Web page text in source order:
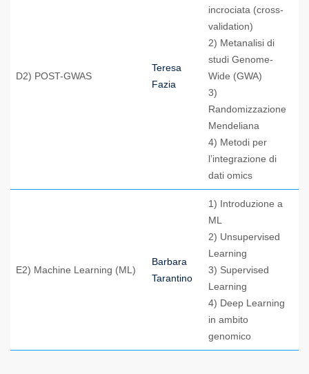
D2) POST-GWAS
Teresa
Fazia
incrociata (cross-
validation)
2) Metanalisi di
studi Genome-
Wide (GWA)
3)
Randomizzazione
Mendeliana
4) Metodi per
l’integrazione di
dati omics
E2) Machine Learning (ML)
Barbara
Tarantino
1) Introduzione a
ML
2) Unsupervised
Learning
3) Supervised
Learning
4) Deep Learning
in ambito
genomico